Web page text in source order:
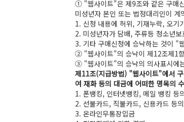
① "웹사이트"은 제9조와 같은 구매
미성년자 본인 또는 법정대리인이
1. 신청 내용에 허위, 기재누락, 오기
2. 미성년자가 담배, 주류등 청소년
3. 기타 구매신청에 승낙하는 것이 "
② "웹사이트"의 승낙이 제12조제1
③ "웹사이트"의 승낙의 의사표시에
제11조(지급방법) "웹사이트"에서
여 재화 등의 대금에 어떠한 명목의
1. 폰뱅킹, 인터넷뱅킹, 메일 뱅킹 등
2. 선불카드, 직불카드, 신용카드 등
3. 온라인무통장입금